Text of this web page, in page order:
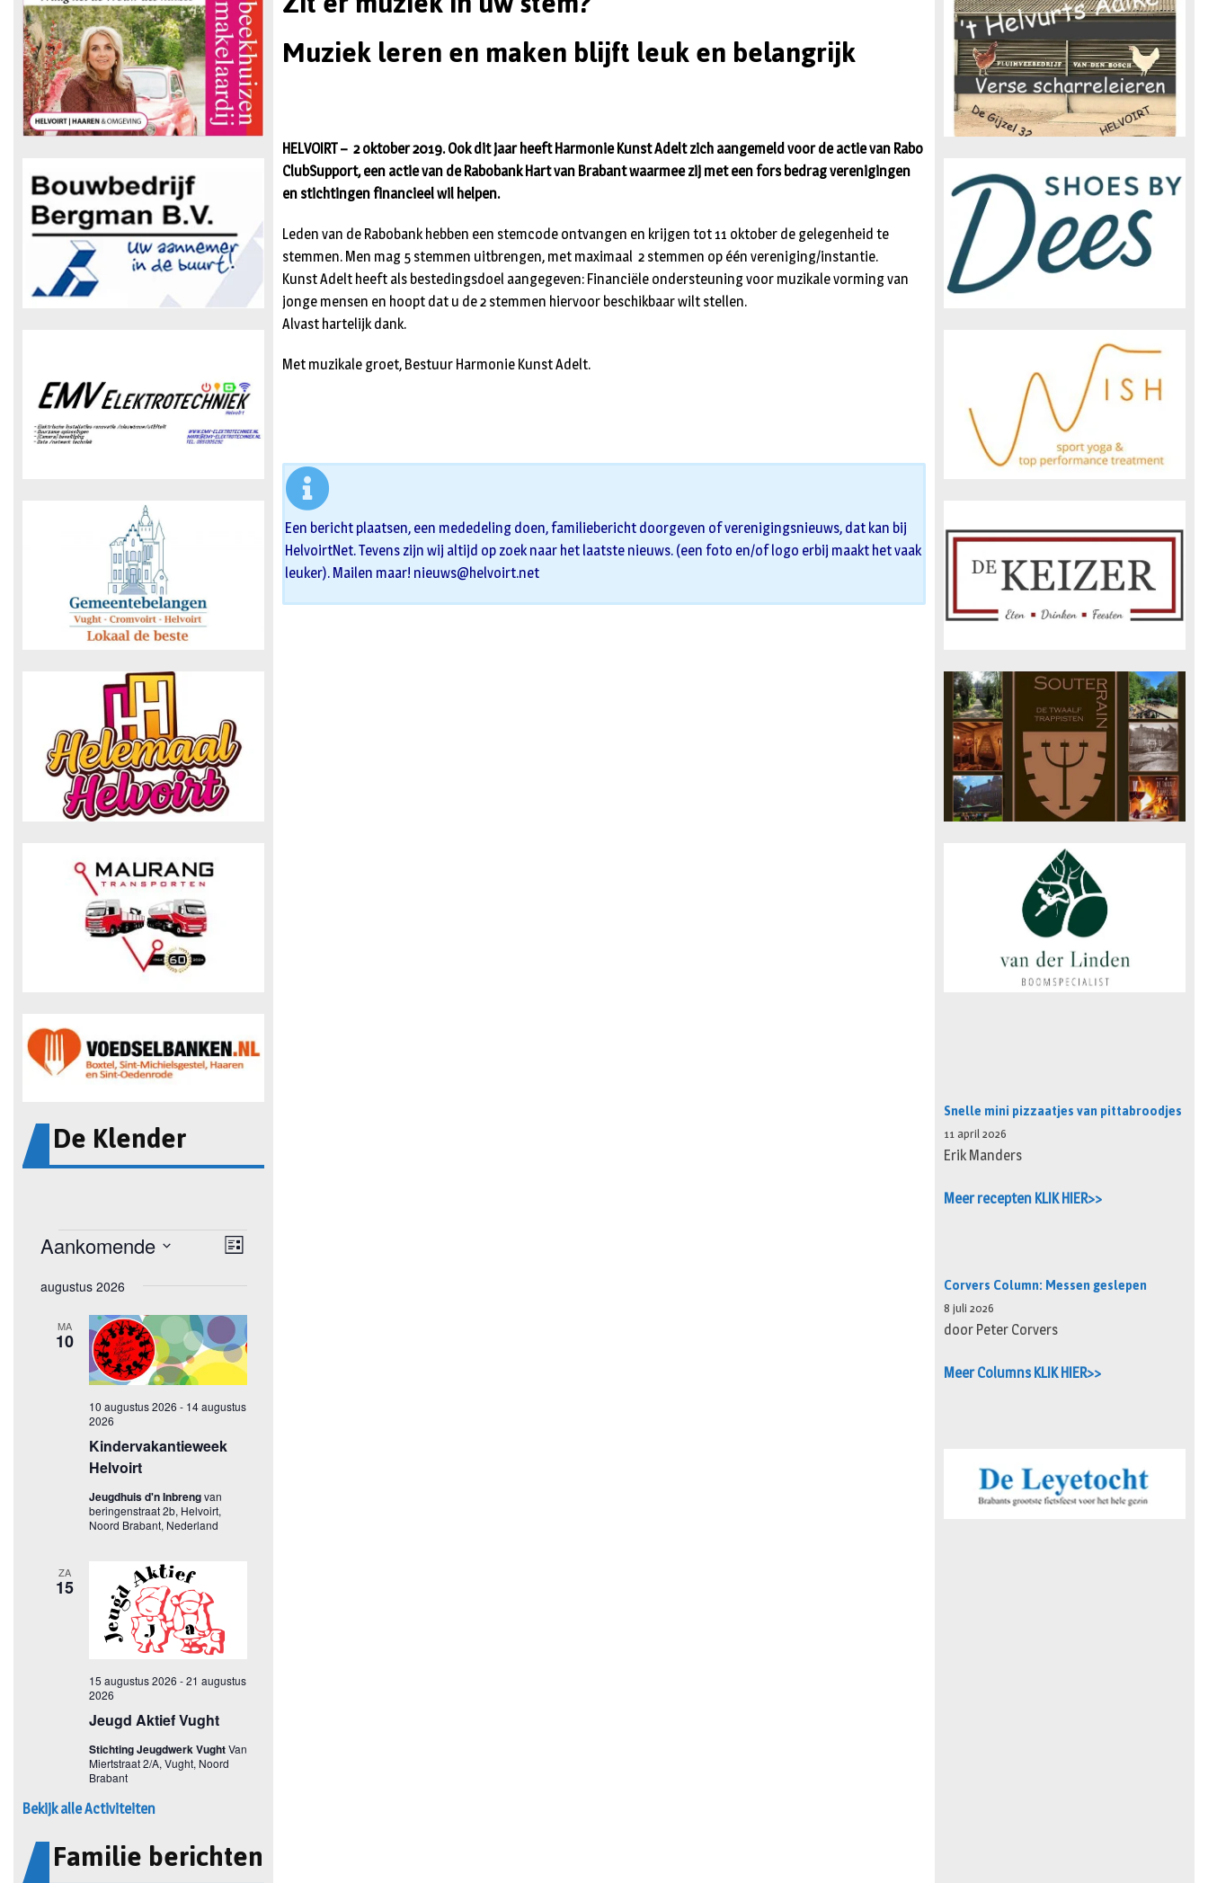
De Klender
Bekijk alle Activiteiten
Familie berichten
Muziek leren en maken blijft leuk en belangrijk
HELVOIRT – 2 oktober 2019. Ook dit jaar heeft Harmonie Kunst Adelt zich aangemeld voor de actie van Rabo
ClubSupport, een actie van de Rabobank Hart van Brabant waarmee zij met een fors bedrag verenigingen
en stichtingen financieel wil helpen.
Leden van de Rabobank hebben een stemcode ontvangen en krijgen tot 11 oktober de gelegenheid te
stemmen. Men mag 5 stemmen uitbrengen, met maximaal 2 stemmen op één vereniging/instantie.
Kunst Adelt heeft als bestedingsdoel aangegeven: Financiële ondersteuning voor muzikale vorming van
jonge mensen en hoopt dat u de 2 stemmen hiervoor beschikbaar wilt stellen.
Alvast hartelijk dank.
Met muzikale groet, Bestuur Harmonie Kunst Adelt.
Een bericht plaatsen, een mededeling doen, familiebericht doorgeven of verenigingsnieuws, dat kan bij
HelvoirtNet. Tevens zijn wij altijd op zoek naar het laatste nieuws. (een foto en/of logo erbij maakt het vaak
leuker). Mailen maar! nieuws@helvoirt.net
Snelle mini pizzaatjes van pittabroodjes
11 april 2026
Erik Manders
Meer recepten KLIK HIER>>
Corvers Column: Messen geslepen
8 juli 2026
door Peter Corvers
Meer Columns KLIK HIER>>
n